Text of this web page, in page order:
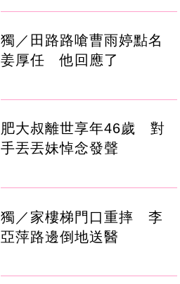
獨／田路路嗆曹雨婷點名
姜厚任 他回應了
肥大叔離世享年46歲 對
手丟丟妹悼念發聲
獨／家樓梯門口重摔 李
亞萍路邊倒地送醫